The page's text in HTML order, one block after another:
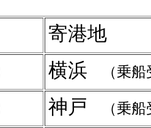
寄港地
横浜 （乗船
神戸 （乗船